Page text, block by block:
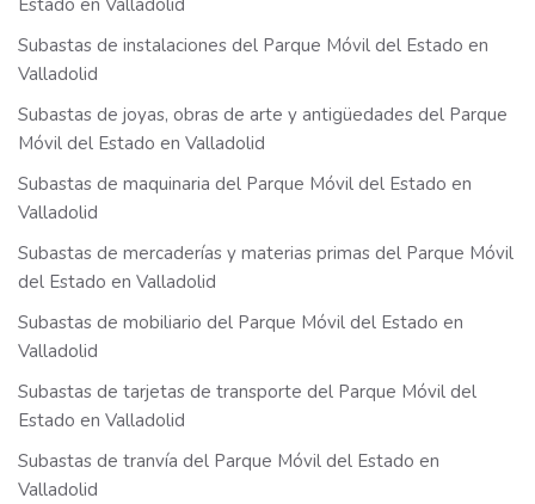
Estado en Valladolid
Subastas de instalaciones del Parque Móvil del Estado en
Valladolid
Subastas de joyas, obras de arte y antigüedades del Parque
Móvil del Estado en Valladolid
Subastas de maquinaria del Parque Móvil del Estado en
Valladolid
Subastas de mercaderías y materias primas del Parque Móvil
del Estado en Valladolid
Subastas de mobiliario del Parque Móvil del Estado en
Valladolid
Subastas de tarjetas de transporte del Parque Móvil del
Estado en Valladolid
Subastas de tranvía del Parque Móvil del Estado en
Valladolid